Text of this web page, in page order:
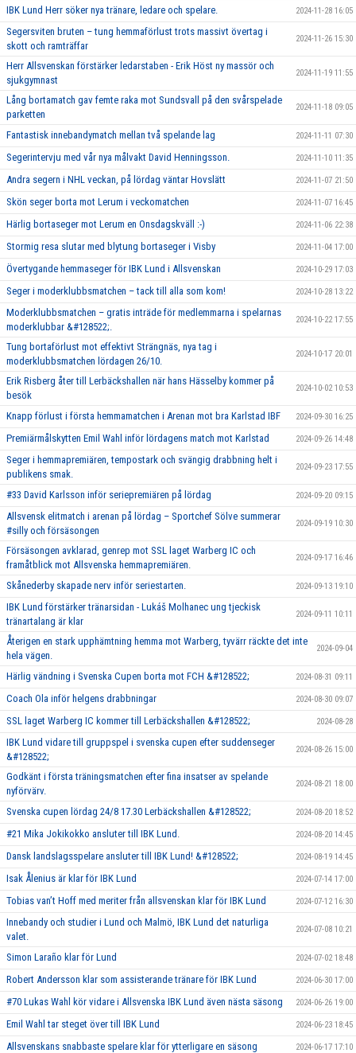
IBK Lund Herr söker nya tränare, ledare och spelare. 2024-11-28 16:05
Segersviten bruten – tung hemmaförlust trots massivt övertag i
skott och ramträffar
2024-11-26 15:30
Herr Allsvenskan förstärker ledarstaben - Erik Höst ny massör och
sjukgymnast
2024-11-19 11:55
Lång bortamatch gav femte raka mot Sundsvall på den svårspelade
parketten
2024-11-18 09:05
Fantastisk innebandymatch mellan två spelande lag 2024-11-11 07:30
Segerintervju med vår nya målvakt David Henningsson. 2024-11-10 11:35
Andra segern i NHL veckan, på lördag väntar Hovslätt 2024-11-07 21:50
Skön seger borta mot Lerum i veckomatchen 2024-11-07 16:45
Härlig bortaseger mot Lerum en Onsdagskväll :-) 2024-11-06 22:38
Stormig resa slutar med blytung bortaseger i Visby 2024-11-04 17:00
Övertygande hemmaseger för IBK Lund i Allsvenskan 2024-10-29 17:03
Seger i moderklubbsmatchen – tack till alla som kom! 2024-10-28 13:22
Moderklubbsmatchen – gratis inträde för medlemmarna i spelarnas
moderklubbar &#128522;.
2024-10-22 17:55
Tung bortaförlust mot effektivt Strängnäs, nya tag i
moderklubbsmatchen lördagen 26/10.
2024-10-17 20:01
Erik Risberg åter till Lerbäckshallen när hans Hässelby kommer på
besök
2024-10-02 10:53
Knapp förlust i första hemmamatchen i Arenan mot bra Karlstad IBF 2024-09-30 16:25
Premiärmålskytten Emil Wahl inför lördagens match mot Karlstad 2024-09-26 14:48
Seger i hemmapremiären, tempostark och svängig drabbning helt i
publikens smak.
2024-09-23 17:55
#33 David Karlsson inför seriepremiären på lördag 2024-09-20 09:15
Allsvensk elitmatch i arenan på lördag – Sportchef Sölve summerar
#silly och försäsongen
2024-09-19 10:30
Försäsongen avklarad, genrep mot SSL laget Warberg IC och
framåtblick mot Allsvenska hemmapremiären.
2024-09-17 16:46
Skånederby skapade nerv inför seriestarten. 2024-09-13 19:10
IBK Lund förstärker tränarsidan - Lukáš Molhanec ung tjeckisk
tränartalang är klar
2024-09-11 10:11
Återigen en stark upphämtning hemma mot Warberg, tyvärr räckte det inte
hela vägen.
2024-09-04
Härlig vändning i Svenska Cupen borta mot FCH &#128522; 2024-08-31 09:11
Coach Ola inför helgens drabbningar 2024-08-30 09:07
SSL laget Warberg IC kommer till Lerbäckshallen &#128522; 2024-08-28
IBK Lund vidare till gruppspel i svenska cupen efter suddenseger
&#128522;
2024-08-26 15:00
Godkänt i första träningsmatchen efter fina insatser av spelande
nyförvärv.
2024-08-21 18:00
Svenska cupen lördag 24/8 17.30 Lerbäckshallen &#128522; 2024-08-20 18:52
#21 Mika Jokikokko ansluter till IBK Lund. 2024-08-20 14:45
Dansk landslagsspelare ansluter till IBK Lund! &#128522; 2024-08-19 14:45
Isak Ålenius är klar för IBK Lund 2024-07-14 17:00
Tobias van’t Hoff med meriter från allsvenskan klar för IBK Lund 2024-07-12 16:30
Innebandy och studier i Lund och Malmö, IBK Lund det naturliga
valet.
2024-07-08 10:21
Simon Laraño klar för Lund 2024-07-02 18:48
Robert Andersson klar som assisterande tränare för IBK Lund 2024-06-30 17:00
#70 Lukas Wahl kör vidare i Allsvenska IBK Lund även nästa säsong 2024-06-26 19:00
Emil Wahl tar steget över till IBK Lund 2024-06-23 18:45
Allsvenskans snabbaste spelare klar för ytterligare en säsong 2024-06-17 17:10